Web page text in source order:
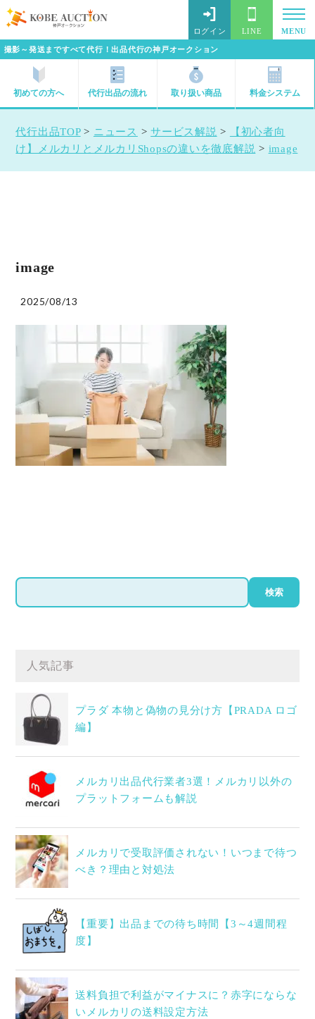
撮影～発送まですべて代行！出品代行の神戸オークション
ログイン LINE MENU
初めての方へ 代行出品の流れ 取り扱い商品 料金システム
代行出品TOP> ニュース >サービス解説 >
【初心者向
け】メルカリとメルカリShopsの違いを徹底解説 > image
image
2025/08/13
検
索
検索
人気記事
プラダ 本物と偽物の見分け方【PRADA ロゴ
編】
メルカリ出品代行業者3選！メルカリ以外の
プラットフォームも解説
メルカリで受取評価されない！いつまで待つ
べき？理由と対処法
【重要】出品までの待ち時間【3～4週間程
度】
送料負担で利益がマイナスに？赤字にならな
いメルカリの送料設定方法